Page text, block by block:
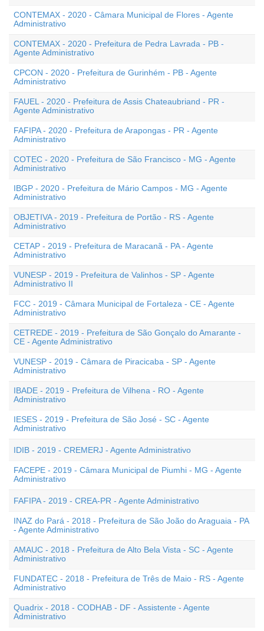
CONTEMAX - 2020 - Câmara Municipal de Flores - Agente
Administrativo
CONTEMAX - 2020 - Prefeitura de Pedra Lavrada - PB -
Agente Administrativo
CPCON - 2020 - Prefeitura de Gurinhém - PB - Agente
Administrativo
FAUEL - 2020 - Prefeitura de Assis Chateaubriand - PR -
Agente Administrativo
FAFIPA - 2020 - Prefeitura de Arapongas - PR - Agente
Administrativo
COTEC - 2020 - Prefeitura de São Francisco - MG - Agente
Administrativo
IBGP - 2020 - Prefeitura de Mário Campos - MG - Agente
Administrativo
OBJETIVA - 2019 - Prefeitura de Portão - RS - Agente
Administrativo
CETAP - 2019 - Prefeitura de Maracanã - PA - Agente
Administrativo
VUNESP - 2019 - Prefeitura de Valinhos - SP - Agente
Administrativo II
FCC - 2019 - Câmara Municipal de Fortaleza - CE - Agente
Administrativo
CETREDE - 2019 - Prefeitura de São Gonçalo do Amarante -
CE - Agente Administrativo
VUNESP - 2019 - Câmara de Piracicaba - SP - Agente
Administrativo
IBADE - 2019 - Prefeitura de Vilhena - RO - Agente
Administrativo
IESES - 2019 - Prefeitura de São José - SC - Agente
Administrativo
IDIB - 2019 - CREMERJ - Agente Administrativo
FACEPE - 2019 - Câmara Municipal de Piumhi - MG - Agente
Administrativo
FAFIPA - 2019 - CREA-PR - Agente Administrativo
INAZ do Pará - 2018 - Prefeitura de São João do Araguaia - PA
- Agente Administrativo
AMAUC - 2018 - Prefeitura de Alto Bela Vista - SC - Agente
Administrativo
FUNDATEC - 2018 - Prefeitura de Três de Maio - RS - Agente
Administrativo
Quadrix - 2018 - CODHAB - DF - Assistente - Agente
Administrativo